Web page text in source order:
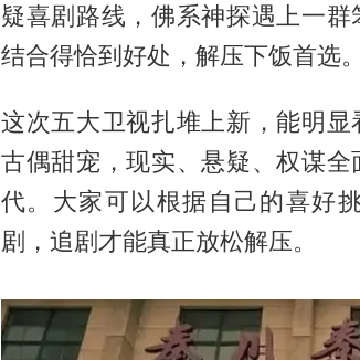
疑喜剧路线，佛系神探遇上一
结合得恰到好处，解压下饭首选。
这次五大卫视扎堆上新，能明
古偶甜宠，现实、悬疑、权谋
代。大家可以根据自己的喜好
剧，追剧才能真正放松解压。